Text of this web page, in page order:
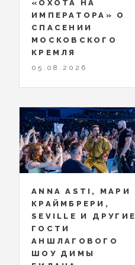
«ОХОТА НА
ИМПЕРАТОРА» О
СПАСЕНИИ
МОСКОВСКОГО
КРЕМЛЯ
05.08.2026
ANNA ASTI, МАРИ
КРАЙМБРЕРИ,
SEVILLE И ДРУГИЕ
ГОСТИ
АНШЛАГОВОГО
ШОУ ДИМЫ